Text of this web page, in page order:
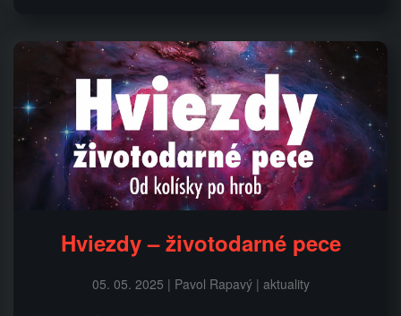
Hviezdy – životodarné pece
05. 05. 2025 | Pavol Rapavý | aktuality